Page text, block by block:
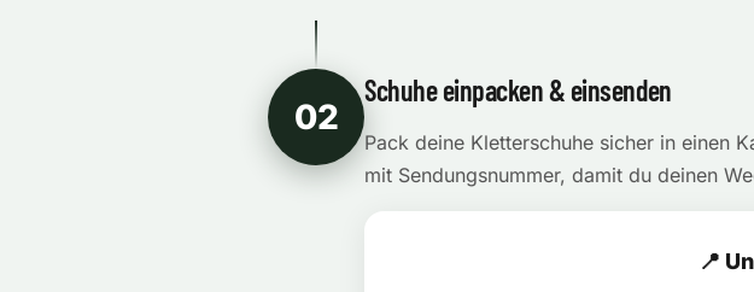
02
Schuhe einpacken & einsenden
Pack deine Kletterschuhe sicher in einen
mit Sendungsnummer, damit du deinen
📍